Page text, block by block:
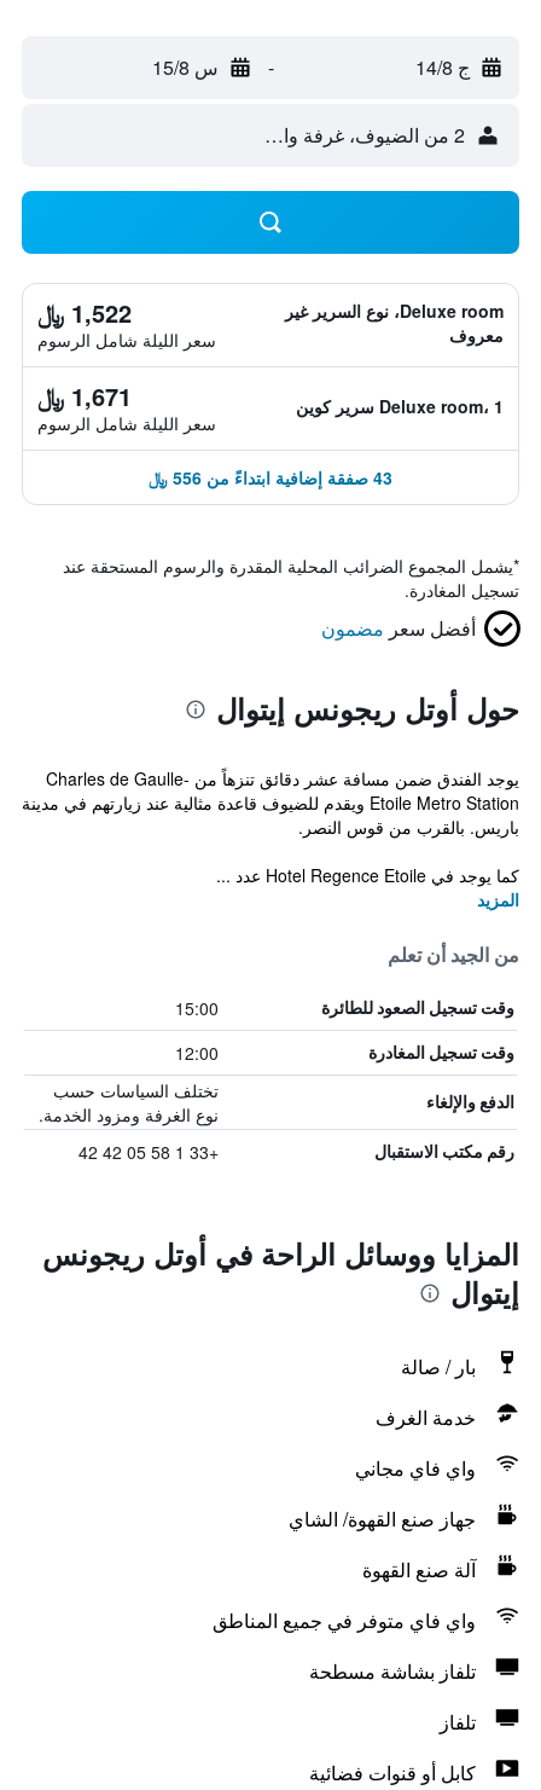
ج 14/8 - س 15/8
2 من الضيوف، غرفة واحدة
Deluxe room، نوع السرير غير
معروف
1,522 ﷼
سعر الليلة شامل الرسوم
Deluxe room، 1 سرير كوين 1,671 ﷼
سعر الليلة شامل الرسوم
43 صفقة إضافية ابتداءً من 556 ﷼
*يشمل المجموع الضرائب المحلية المقدرة والرسوم المستحقة عند
تسجيل المغادرة.
أفضل سعر مضمون
حول أوتل ريجونس إيتوال
يوجد الفندق ضمن مسافة عشر دقائق تنزهاً من Charles de Gaulle-
Etoile Metro Station ويقدم للضيوف قاعدة مثالية عند زيارتهم في مدينة
باريس. بالقرب من قوس النصر.
كما يوجد في Hotel Regence Etoile عدد ...
المزيد
من الجيد أن تعلم
وقت تسجيل الصعود للطائرة 15:00
وقت تسجيل المغادرة 12:00
الدفع والإلغاء
تختلف السياسات حسب
نوع الغرفة ومزود الخدمة.
رقم مكتب الاستقبال +33 1 58 05 42 42
المزايا ووسائل الراحة في أوتل ريجونس
إيتوال
بار / صالة
خدمة الغرف
واي فاي مجاني
جهاز صنع القهوة/ الشاي
آلة صنع القهوة
واي فاي متوفر في جميع المناطق
تلفاز بشاشة مسطحة
تلفاز
كابل أو قنوات فضائية